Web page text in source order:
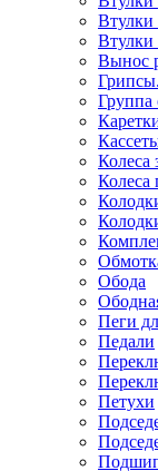
Втулки
Втулки
Вынос
Группа
Колеса
Колеса
Обода
Пеги
Педали
Петухи